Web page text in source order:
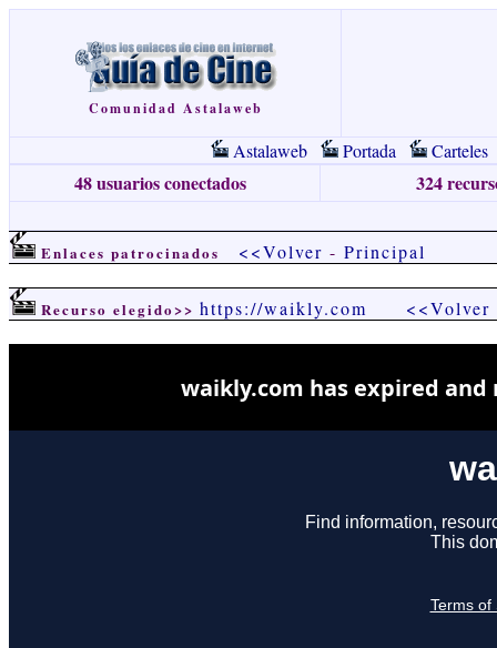
Comunidad Astalaweb
Astalaweb Portada Carteles
48 usuarios conectados 324
Enlaces patrocinados <<Volver - Principal
Recurso elegido>> https://waikly.com <<Volver